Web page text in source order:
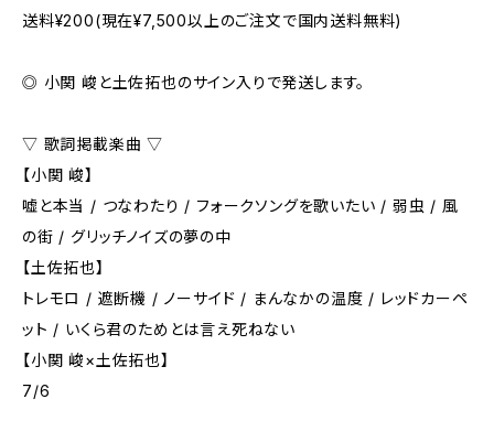
送料¥200(現在¥7,500以上のご注文で国内送料無料)
◎ 小関 峻と土佐拓也のサイン入りで発送します。
▽ 歌詞掲載楽曲 ▽
【小関 峻】
嘘と本当 / つなわたり / フォークソングを歌いたい / 弱虫 / 風
の街 / グリッチノイズの夢の中
【土佐拓也】
トレモロ / 遮断機 / ノーサイド / まんなかの温度 / レッドカーペ
ット / いくら君のためとは言え死ねない
【小関 峻×土佐拓也】
7/6